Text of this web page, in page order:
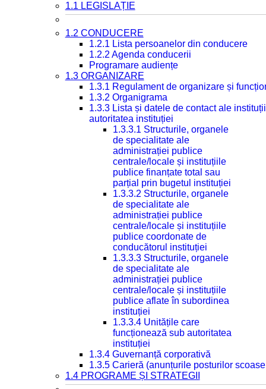
1.1 LEGISLAȚIE
1.2 CONDUCERE
1.2.1 Lista persoanelor din conducere
1.2.2 Agenda conducerii
Programare audiențe
1.3 ORGANIZARE
1.3.1 Regulament de organizare și
1.3.2 Organigrama
1.3.3 Lista și datele de contact ale
autoritatea instituției
1.3.3.1 Structurile, organele
de specialitate ale
administrației publice
centrale/locale și instituțiile
publice finanțate total sau
parțial prin bugetul instituției
1.3.3.2 Structurile, organele
de specialitate ale
administrației publice
centrale/locale și instituțiile
publice coordonate de
conducătorul instituției
1.3.3.3 Structurile, organele
de specialitate ale
administrației publice
centrale/locale și instituțiile
publice aflate în subordinea
instituției
1.3.3.4 Unitățile care
funcționează sub autoritatea
instituției
1.3.4 Guvernanță corporativă
1.3.5 Carieră (anunțurile posturilor
1.4 PROGRAME ȘI STRATEGII